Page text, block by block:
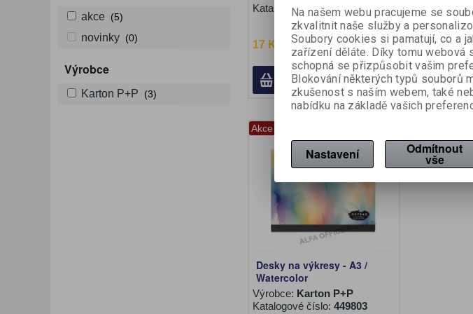
akce (5)
novinky (0)
Výrobce
Karton P+P (3)
Katalogové číslo:376140
17 Kč (bez DPH:) 24 Kč
Koupit
Katalogové
18,01 Kč
24,50 Kč
Akce
14,60 %
Desky na výkresy - A3 /
Watercolor
Výrobce: Karton P+P
Katalogové číslo: 449803
Na našem webu pracujeme se
zkvalitnit naše služby a
Soubory cookies si pamatují, co a
zařízení děláte. Díky tomu webová
schopná se přizpůsobit vašim
Blokování některých typů souborů
zkušenost s naším webem, také
nabídku na základě vašich
Nastavení Odmítnout
vše